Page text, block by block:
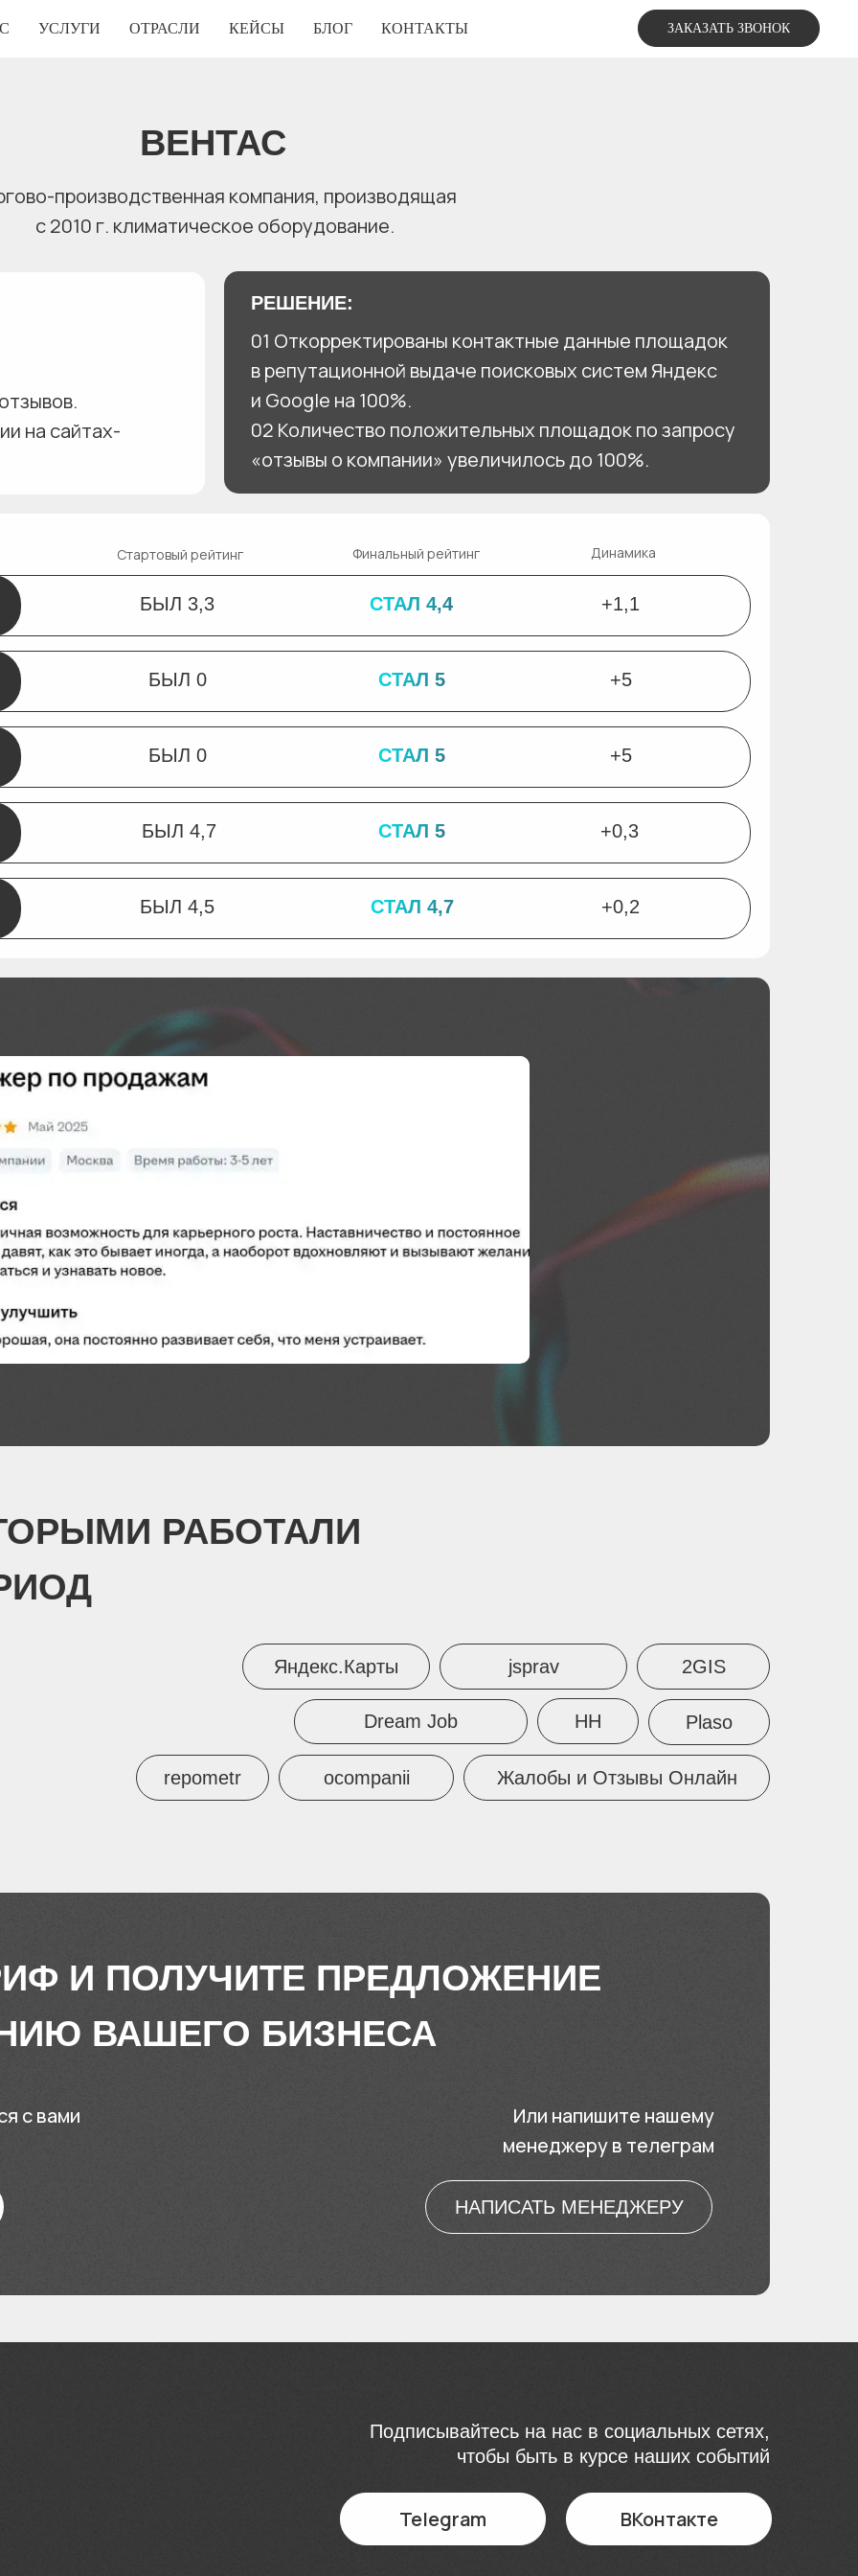
УСЛУГИ ОТРАСЛИ КЕЙСЫ БЛОГ КОНТАКТЫ ЗАКАЗАТЬ ЗВОНОК
ВЕНТАС
01 Откорректированы контактные данные площадок
в репутационной выдаче поисковых систем Яндекс
и Google на 100%.
02 Количество положительных площадок по запросу
«отзывы о компании» увеличилось до 100%.
производственная компания, производящая
с 2010 г. климатическое оборудование.
на сайтах-
РЕШЕНИЕ:
+0,2
БЫЛ 4,5 СТАЛ 4,7
+0,3
БЫЛ 4,7 СТАЛ 5
+5
БЫЛ 0 СТАЛ 5
+5
БЫЛ 0 СТАЛ 5
+1,1
БЫЛ 3,3 СТАЛ 4,4
Динамика
Финальный рейтинг
Стартовый рейтинг
ocompanii
HH
Жалобы и Отзывы Онлайн
Plaso
Dream Job
repometr
2GIS
jsprav
Яндекс.Карты
РАБОТАЛИ
НАПИСАТЬ МЕНЕДЖЕРУ
Или напишите нашему
менеджеру в телеграм
с вами
И ПОЛУЧИТЕ ПРЕДЛОЖЕНИЕ
ВАШЕГО БИЗНЕСА
ВКонтакте
Подписывайтесь на нас в социальных сетях,
чтобы быть в курсе наших событий
Telegram